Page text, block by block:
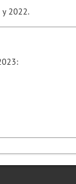
y 2022.